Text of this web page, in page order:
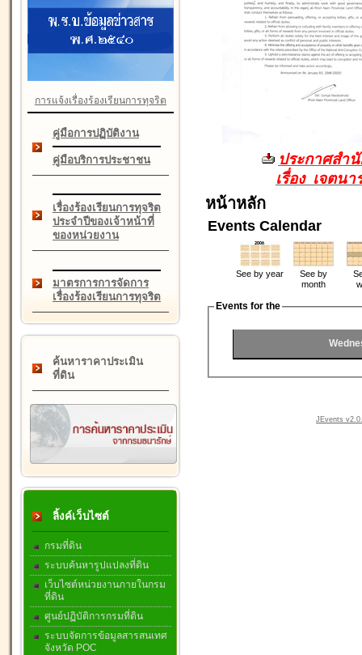
การแจ้งเรื่องร้องเรียนการทุจริต
คู่มือการปฏิบัติงาน
คู่มือบริการประชาชน
เรื่องร้องเรียนการทุจริต
ประจำปีของเจ้าหน้าที่
ของหน่วยงาน
มาตรการการจัดการ
เรื่องร้องเรียนการทุจริต
ค้นหาราคาประเมิน
ที่ดิน
ลิ้งค์เว็บไซต์
กรมที่ดิน
ระบบค้นหารูปแปลงที่ดิน
เว็บไซต์หน่วยงานภายในกรม
ที่ดิน
ศูนย์ปฏิบัติการกรมที่ดิน
ระบบจัดการข้อมูลสารสนเทศ
จังหวัด POC
ประกาศสำ
เรื่อง เจตน
หน้าหลัก
Events Calendar
See by year
See by
month
Events for the
JEvents